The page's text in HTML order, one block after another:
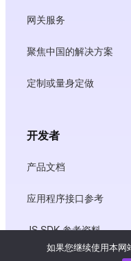
网关服务
聚焦中国的解决方案
定制或量身定做
开发者
产品文档
应用程序接口参考
JS SDK 参考资料
如果您继续使用本网